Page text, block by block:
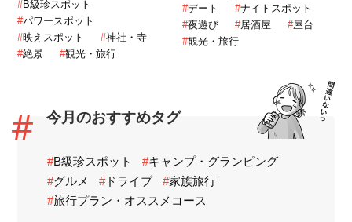
#B級珍スポット
#パワースポット
#映えスポット #神社・寺
#絶景 #観光・旅行
#デート #ナイトスポット
#夜遊び #居酒屋 #屋台
#観光・旅行
今月のおすすめタグ
#B級珍スポット #キャンプ・グランピング
#グルメ #ドライブ #家族旅行
#旅行プラン・オススメコース